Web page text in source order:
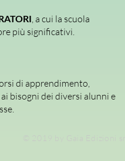
, a cui la scuola
più significativi.
di apprendimento,
bisogni dei diversi alunni e
© 2019 by Gaia Edizioni srl